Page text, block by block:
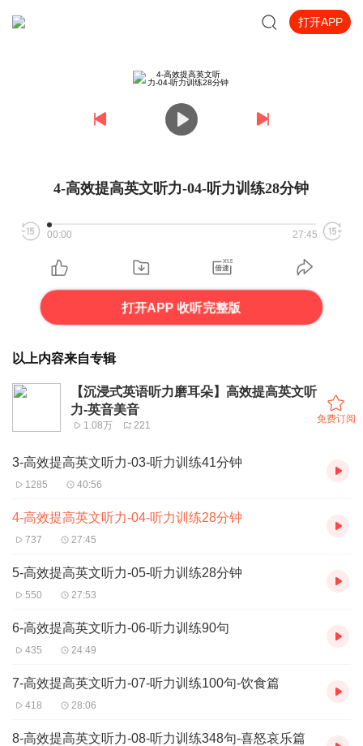
打开APP
4-高效提高英文听力-04-听力训练28分钟
00:00 27:45
打开APP 收听完整版
以上内容来自专辑
【沉浸式英语听力磨耳朵】高效提高英文听
力-英音美音
1.08万 221
免费订阅
3-高效提高英文听力-03-听力训练41分钟
1285 40:56
4-高效提高英文听力-04-听力训练28分钟
737 27:45
5-高效提高英文听力-05-听力训练28分钟
550 27:53
6-高效提高英文听力-06-听力训练90句
435 24:49
7-高效提高英文听力-07-听力训练100句-饮食篇
418 28:06
8-高效提高英文听力-08-听力训练348句-喜怒哀乐篇